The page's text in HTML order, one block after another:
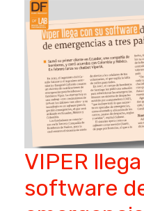
VIPER
software